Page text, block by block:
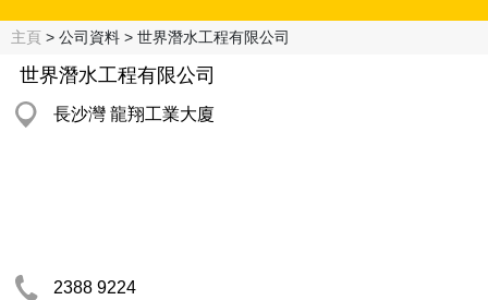
主頁 > 公司資料 > 世界潛水工程有限公司
世界潛水工程有限公司
長沙灣 龍翔工業大廈
2388 9224